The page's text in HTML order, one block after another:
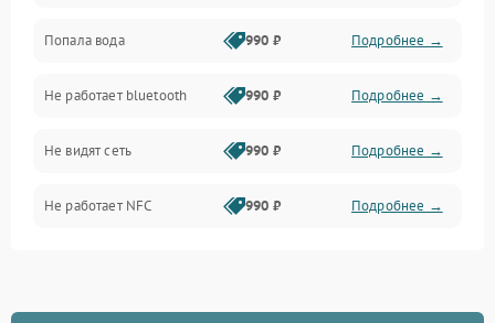
Дисплей
Разговор (микрофон, динамик)
Попала вода 990 ₽ Подробнее →
Не работает bluetooth 990 ₽ Подробнее →
Не видят сеть 990 ₽ Подробнее →
Не работает NFC 990 ₽ Подробнее →